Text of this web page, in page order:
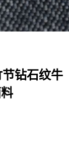
钻石纹牛